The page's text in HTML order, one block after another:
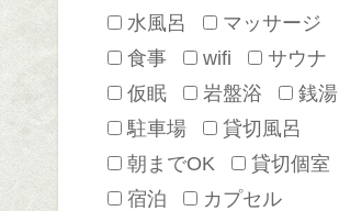
水風呂
マッサージ
食事
wifi
サウナ
仮眠
岩盤浴
銭湯
駐車場
貸切風呂
朝までOK
貸切個室
宿泊
カプセル